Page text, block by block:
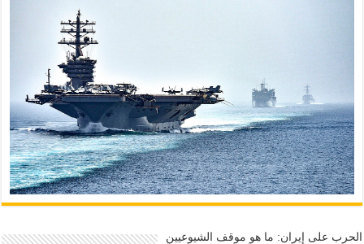
الحرب على إيران: ما هو موقف الشيوعيين